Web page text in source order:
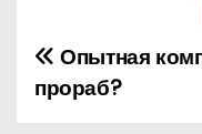
Н
а
Опытная
прораб?